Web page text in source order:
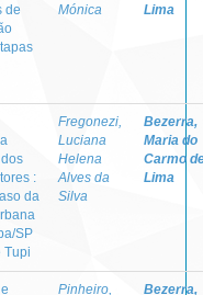
de
Mónica
Lima
:
da
SP
Tupi
Fregonezi,
Luciana
Helena
Alves da
Silva
Bezerra,
Maria do
Carmo
Lima
Pinheiro,
Bezerra,